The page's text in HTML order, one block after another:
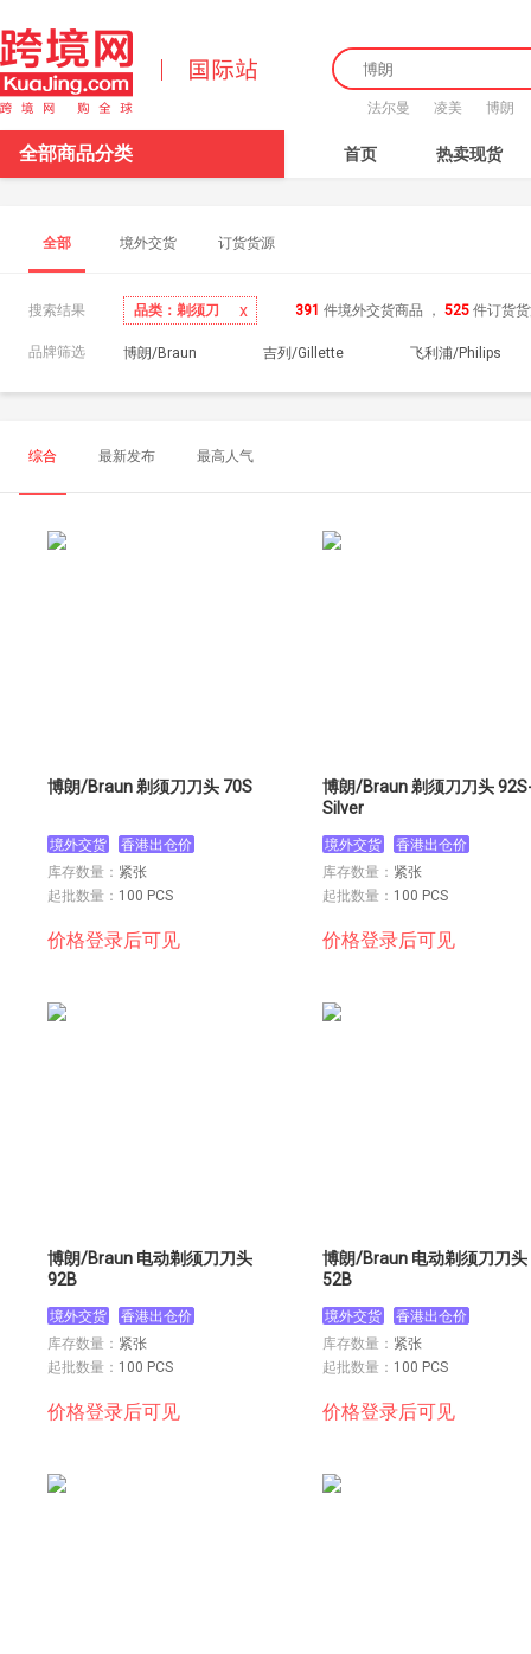
法尔曼 凌美 博朗
全部商品分类 首页 热卖现货
全部 境外交货 订货货源
搜索结果 品类：剃须刀 x 391 件境外交货商品 ， 525 件订货
品牌筛选 博朗/Braun 吉列/Gillette 飞利浦/Philips
综合 最新发布 最高人气
博朗/Braun 剃须刀刀头 70S
境外交货
香港出仓价
库存数量： 紧张
起批数量： 100 PCS
价格登录后可见
博朗/Braun 剃须刀刀头
Silver
境外交货
香港出仓价
库存数量： 紧张
起批数量： 100 PCS
价格登录后可见
博朗/Braun 电动剃须刀刀头
92B
境外交货
香港出仓价
库存数量： 紧张
起批数量： 100 PCS
价格登录后可见
博朗/Braun 电动剃须刀刀头
52B
境外交货
香港出仓价
库存数量： 紧张
起批数量： 100 PCS
价格登录后可见